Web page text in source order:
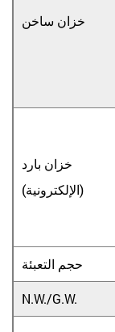
خزان ساخن
خزان بارد
(الإلكترونية)
حجم التعبئة
N.W./G.W.